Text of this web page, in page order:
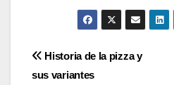
Navegación
Historia de la pizza y
sus variantes